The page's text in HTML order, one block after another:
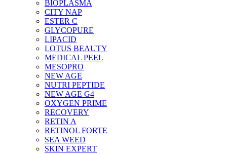
BIOPLASMA
CITY NAP
ESTER C
GLYCOPURE
LIPACID
LOTUS BEAUTY
MEDICAL PEEL
MESOPRO
NEW AGE
NUTRI PEPTIDE
NEW AGE G4
OXYGEN PRIME
RECOVERY
RETIN A
RETINOL FORTE
SEA WEED
SKIN EXPERT